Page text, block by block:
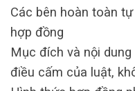
Các bên hoàn toàn
hợp đồng
Mục đích và nội
điều cấm của luật,